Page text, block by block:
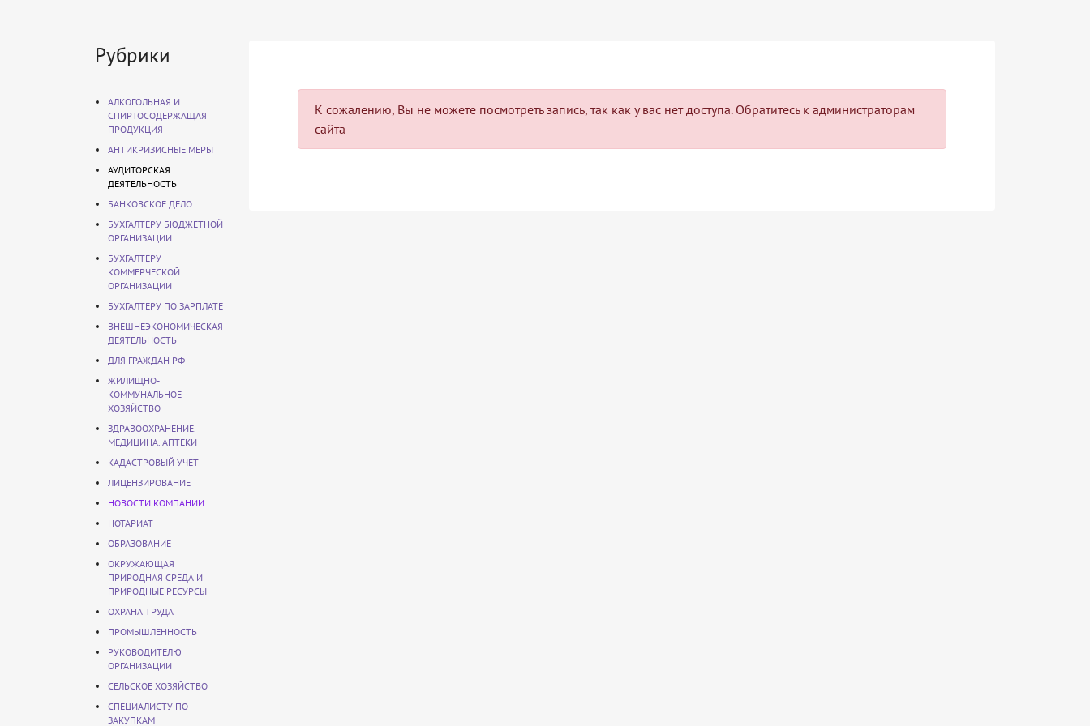
Рубрики
АЛКОГОЛЬНАЯ И
СПИРТОСОДЕРЖАЩАЯ
ПРОДУКЦИЯ
АНТИКРИЗИСНЫЕ МЕРЫ
АУДИТОРСКАЯ
ДЕЯТЕЛЬНОСТЬ
БАНКОВСКОЕ ДЕЛО
БУХГАЛТЕРУ БЮДЖЕТНОЙ
ОРГАНИЗАЦИИ
БУХГАЛТЕРУ
КОММЕРЧЕСКОЙ
ОРГАНИЗАЦИИ
БУХГАЛТЕРУ ПО ЗАРПЛАТЕ
ВНЕШНЕЭКОНОМИЧЕСКАЯ
ДЕЯТЕЛЬНОСТЬ
ДЛЯ ГРАЖДАН РФ
ЖИЛИЩНО-
КОММУНАЛЬНОЕ
ХОЗЯЙСТВО
ЗДРАВООХРАНЕНИЕ.
МЕДИЦИНА. АПТЕКИ
КАДАСТРОВЫЙ УЧЕТ
ЛИЦЕНЗИРОВАНИЕ
НОВОСТИ КОМПАНИИ
НОТАРИАТ
ОБРАЗОВАНИЕ
ОКРУЖАЮЩАЯ
ПРИРОДНАЯ СРЕДА И
ПРИРОДНЫЕ РЕСУРСЫ
ОХРАНА ТРУДА
ПРОМЫШЛЕННОСТЬ
РУКОВОДИТЕЛЮ
ОРГАНИЗАЦИИ
СЕЛЬСКОЕ ХОЗЯЙСТВО
СПЕЦИАЛИСТУ ПО
ЗАКУПКАМ
К сожалению, Вы не можете посмотреть запись, так как у вас нет доступа. Обратитесь к администраторам
сайта